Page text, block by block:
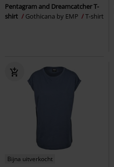
Pentagram and Dreamcatcher T-
shirt
Gothicana by EMP T-shirt
Bijna uitverkocht